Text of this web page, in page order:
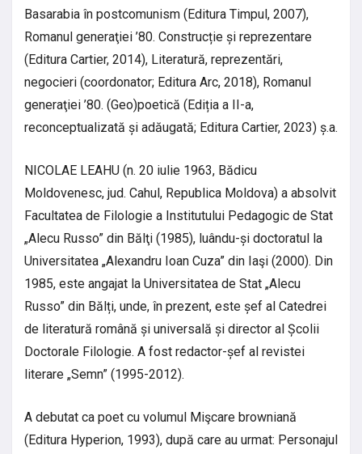
Basarabia în postcomunism (Editura Timpul, 2007),
Romanul generaţiei ’80. Construcție și reprezentare
(Editura Cartier, 2014), Literatură, reprezentări,
negocieri (coordonator; Editura Arc, 2018), Romanul
generaţiei ’80. (Geo)poetică (Ediția a II-a,
reconceptualizată și adăugată; Editura Cartier, 2023) ș.a.
NICOLAE LEAHU (n. 20 iulie 1963, Bădicu
Moldovenesc, jud. Cahul, Republica Moldova) a absolvit
Facultatea de Filologie a Institutului Pedagogic de Stat
„Alecu Russo” din Bălţi (1985), luându-și doctoratul la
Universitatea „Alexandru Ioan Cuza” din Iaşi (2000). Din
1985, este angajat la Universitatea de Stat „Alecu
Russo” din Bălți, unde, în prezent, este șef al Catedrei
de literatură română și universală și director al Școlii
Doctorale Filologie. A fost redactor-șef al revistei
literare „Semn” (1995-2012).
A debutat ca poet cu volumul Mişcare browniană
(Editura Hyperion, 1993), după care au urmat: Personajul